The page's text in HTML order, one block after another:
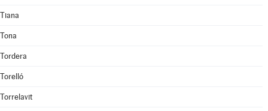
Tiana
Tona
Tordera
Torelló
Torrelavit